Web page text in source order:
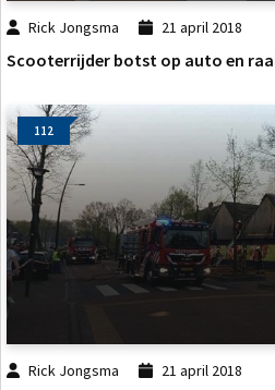
Rick Jongsma 21 april 2018
Scooterrijder botst op auto en
112
Rick Jongsma 21 april 2018